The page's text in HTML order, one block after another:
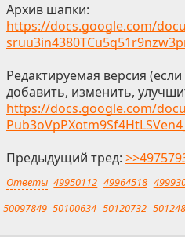
Архив шапки:
https://docs.google.com/
Редактируемая версия
добавить, изменить,
https://docs.google.com/
Предыдущий тред:
Ответы 49950112 49964518
50097849 50100634 50120732